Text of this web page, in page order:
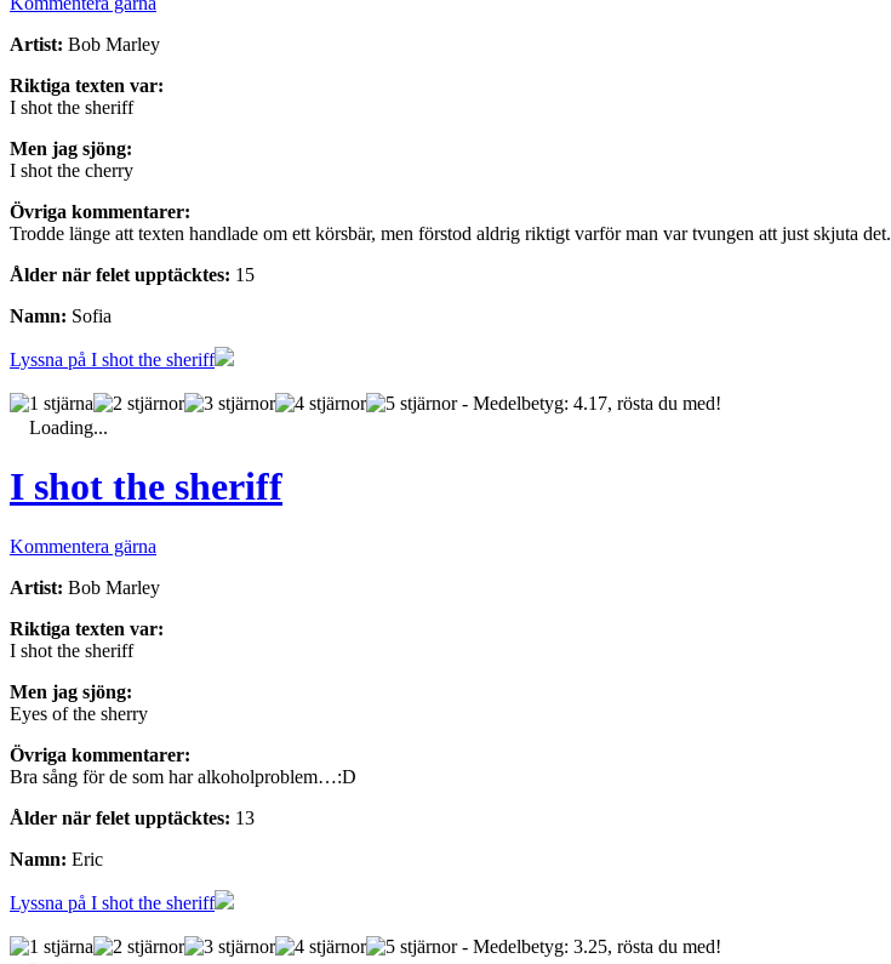
Artist: Bob Marley
Riktiga texten var:
I shot the sheriff
Men jag sjöng:
I shot the cherry
Övriga kommentarer:
Trodde länge att texten handlade om ett körsbär, men förstod aldrig riktigt varför man var tvungen att just skjuta det.
Ålder när felet upptäcktes: 15
Namn: Sofia
Lyssna på I shot the sheriff
- Medelbetyg: 4.17, rösta du med!
Loading...
I shot the sheriff
Kommentera gärna
Artist: Bob Marley
Riktiga texten var:
I shot the sheriff
Men jag sjöng:
Eyes of the sherry
Övriga kommentarer:
Bra sång för de som har alkoholproblem…:D
Ålder när felet upptäcktes: 13
Namn: Eric
Lyssna på I shot the sheriff
- Medelbetyg: 3.25, rösta du med!